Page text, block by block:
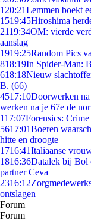
1 20:21Lemmen boekt
1519:45Hiroshima
2119:34OM: vierde
aanslag
1919:25Random Pics
818:19In Spider-Man:
618:18Nieuw
B. (66)
4517:10Doorwerken
werken na je 67e de
117:07Forensics:
5617:01Boeren
hitte en droogte
1716:41Italiaanse
1816:36Datalek bij Bol
partner Ceva
2316:12
ontslagen
Forum
Forum